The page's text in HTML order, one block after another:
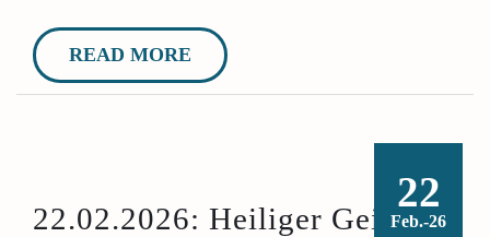
READ MORE
22
Feb.-26
22.02.2026: Heiliger Geist: